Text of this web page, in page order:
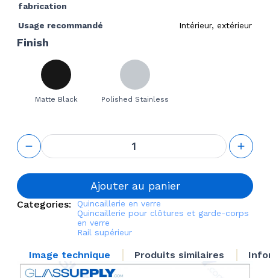
fabrication
Usage recommandé Intérieur, extérieur
Finish
Matte Black Polished Stainless
quantité
de Top
Rail 90
Connector
Ajouter au panier
Categories:
Quincaillerie en verre
Quincaillerie pour clôtures et garde-corps
en verre
Rail supérieur
Image technique Produits similaires